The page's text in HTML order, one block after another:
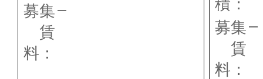
募集
賃
料：
–
積：
募集
賃
料：
–